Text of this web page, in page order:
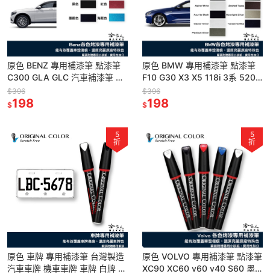
原色 BENZ 專用補漆筆 點漆筆
C300 GLA GLC 汽車補漆筆 黑
W205 CA 鑽石白 亮黑 磁石 哈
家人
$396
$198
原色 BMW 專用補漆筆 點漆筆
F10 G30 X3 X5 118i 3系 520
汽車補筆 黑 銀 白 灰 哈家人
$396
$198
5
折
原色 車牌 專用補漆筆 台灣製造
汽車車牌 機車車牌 車牌 白牌 黑
5
折
原色 VOLVO 專用補漆筆 點漆筆
XC90 XC60 v60 v40 S60 墨